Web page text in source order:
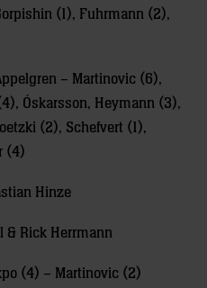
(1), Fuhrmann (2),
– Martinovic (6),
Óskarsson, Heymann (3),
(2), Schefvert (1),
(4)
Hinze
& Rick Herrmann
(4) – Martinovic (2)